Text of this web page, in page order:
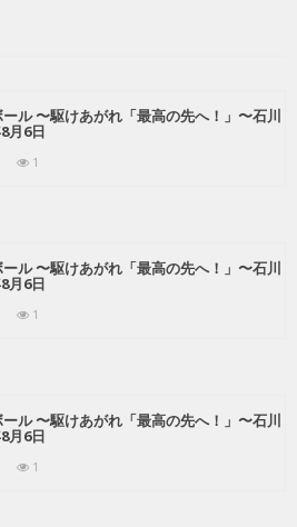
ル 〜駆けあがれ「最高の先へ！」〜石川
月6日
1
ル 〜駆けあがれ「最高の先へ！」〜石川
月6日
1
ル 〜駆けあがれ「最高の先へ！」〜石川
月6日
1